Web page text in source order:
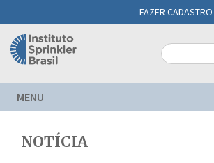
FAZER CADASTRO
NOTÍCIA